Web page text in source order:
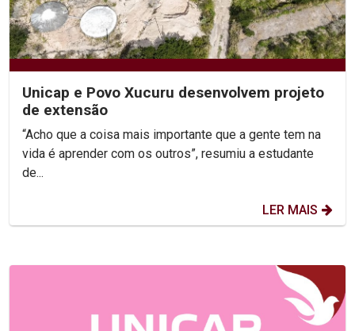
Unicap e Povo Xucuru desenvolvem projeto
de extensão
“Acho que a coisa mais importante que a gente tem na
vida é aprender com os outros”, resumiu a estudante
de...
LER MAIS